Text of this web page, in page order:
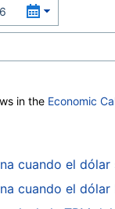
in the Economic
cuando el dólar
cuando el dólar